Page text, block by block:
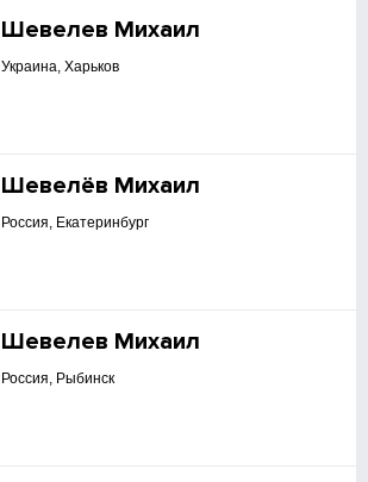
Шевелев Михаил
Украина, Харьков
Шевелёв Михаил
Россия, Екатеринбург
Шевелев Михаил
Россия, Рыбинск